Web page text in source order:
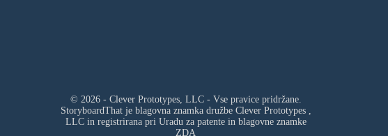
© 2026 - Clever Prototypes, LLC - Vse pravice pridržane.
StoryboardThat je blagovna znamka družbe Clever Prototypes ,
LLCin registrirana pri Uradu za patente in blagovne znamke
ZDA